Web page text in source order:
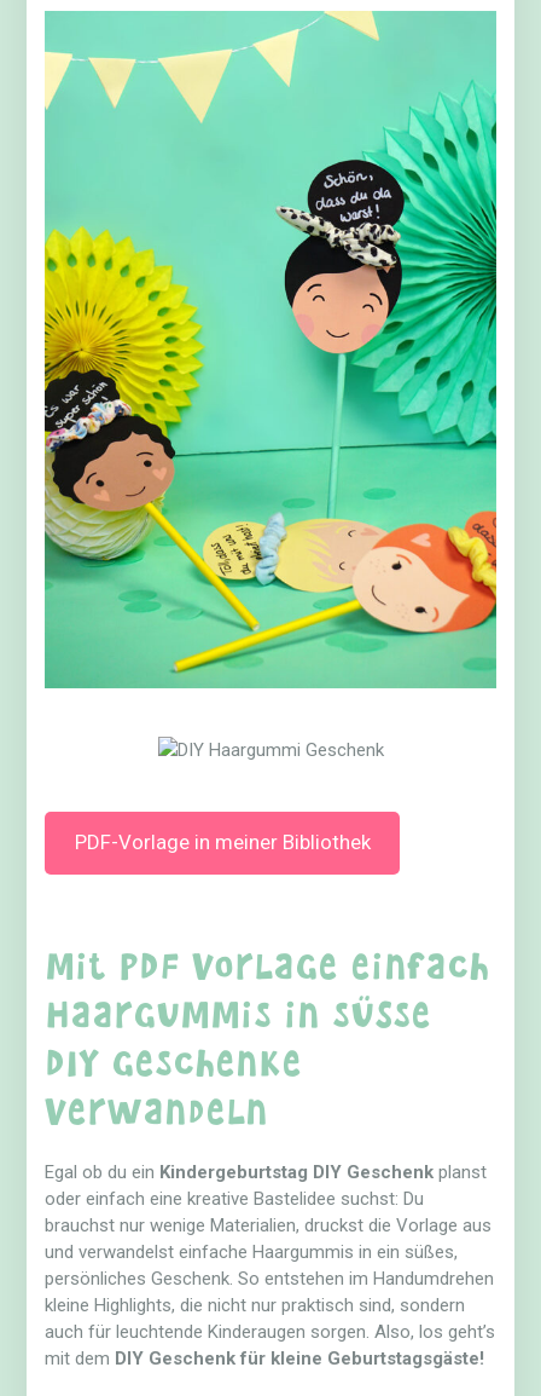
PDF-Vorlage in meiner Bibliothek
Mit PDF Vorlage einfach
Haargummis in süße
DIY Geschenke
verwandeln
Egal ob du ein Kindergeburtstag DIY Geschenk planst
oder einfach eine kreative Bastelidee suchst: Du
brauchst nur wenige Materialien, druckst die Vorlage aus
und verwandelst einfache Haargummis in ein süßes,
persönliches Geschenk. So entstehen im Handumdrehen
kleine Highlights, die nicht nur praktisch sind, sondern
auch für leuchtende Kinderaugen sorgen. Also, los geht’s
mit dem DIY Geschenk für kleine Geburtstagsgäste!